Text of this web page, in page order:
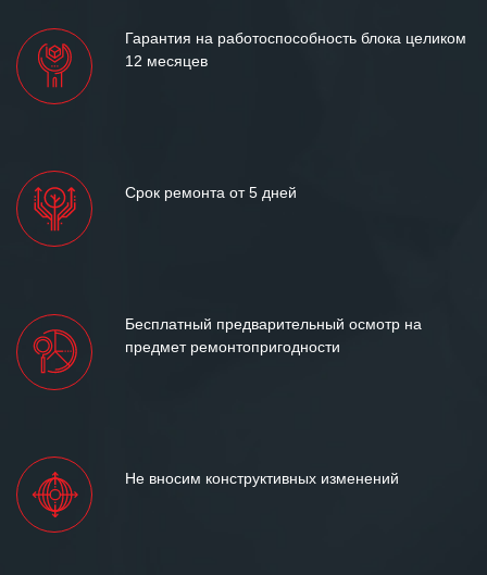
Гарантия на работоспособность блока целиком
12 месяцев
Срок ремонта от 5 дней
Бесплатный предварительный осмотр на
предмет ремонтопригодности
Не вносим конструктивных изменений